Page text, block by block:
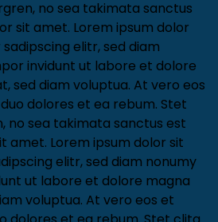
no sea takimata sanctus
sit amet. Lorem ipsum dolor
elitr, sed diam
invidunt ut labore et dolore
sed diam voluptua. At vero eos
dolores et ea rebum. Stet
no sea takimata sanctus est
amet. Lorem ipsum dolor sit
elitr, sed diam nonumy
ut labore et dolore magna